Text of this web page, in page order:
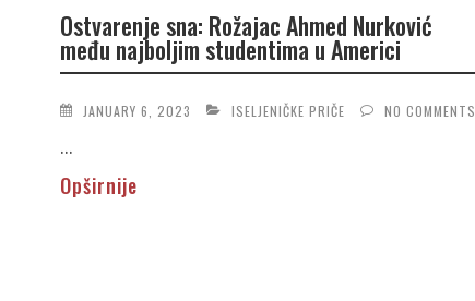
Ostvarenje sna: Rožajac Ahmed Nurković
među najboljim studentima u Americi
JANUARY 6, 2023 ISELJENIČKE PRIČE NO COMMENTS
...
Opširnije